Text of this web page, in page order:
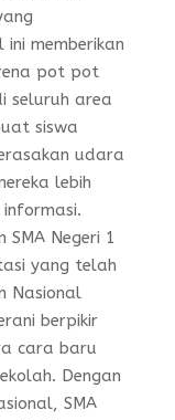
memberikan
pot pot
seluruh area
siswa
udara
lebih
Negeri 1
yang telah
Nasional
berpikir
cara baru
Dengan
SMA